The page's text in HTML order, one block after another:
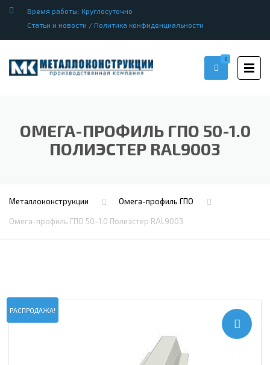
Время работы: Круглосуточно
Статьи и новости / Политика конфиденциальности
0
ОМЕГА-ПРОФИЛЬ ГПО 50-1.0
ПОЛИЭСТЕР RAL9003
Металлоконструкции Омега-профиль ГПО
Омега-профиль ГПО 50-1.0 Полиэстер RAL9003
РАСПРОДАЖА!